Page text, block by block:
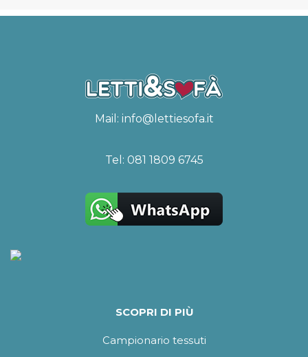
Mail: info@lettiesofa.it
Tel: 081 1809 6745
SCOPRI DI PIÙ
Campionario tessuti